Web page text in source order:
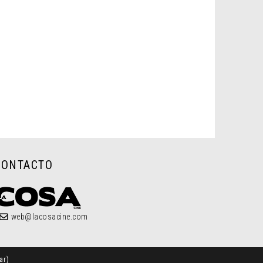
web@lacosacine.com
)